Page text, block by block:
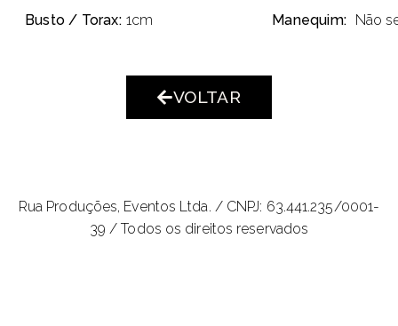
Busto / Torax: 1cm Manequim: Não
VOLTAR
Rua Produções, Eventos Ltda. / CNPJ: 63.441.235/0001-
39 / Todos os direitos reservados